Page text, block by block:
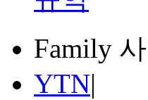
Family
YTN|